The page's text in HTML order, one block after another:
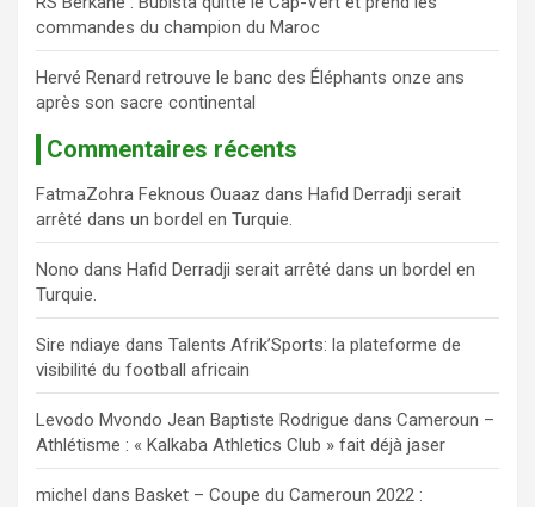
commandes du champion du Maroc
Hervé Renard retrouve le banc des Éléphants onze ans
après son sacre continental
Commentaires récents
FatmaZohra Feknous Ouaaz dans Hafid Derradji serait
arrêté dans un bordel en Turquie.
Nono dans Hafid Derradji serait arrêté dans un bordel en
Turquie.
Sire ndiaye dans Talents Afrik’Sports: la plateforme de
visibilité du football africain
Levodo Mvondo Jean Baptiste Rodrigue dans Cameroun –
Athlétisme : « Kalkaba Athletics Club » fait déjà jaser
michel dans Basket – Coupe du Cameroun 2022 :